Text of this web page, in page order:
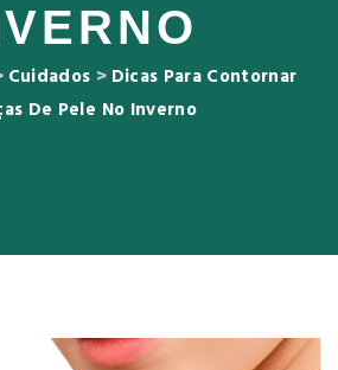
Cuidados > Dicas Para Contornar
De Pele No Inverno